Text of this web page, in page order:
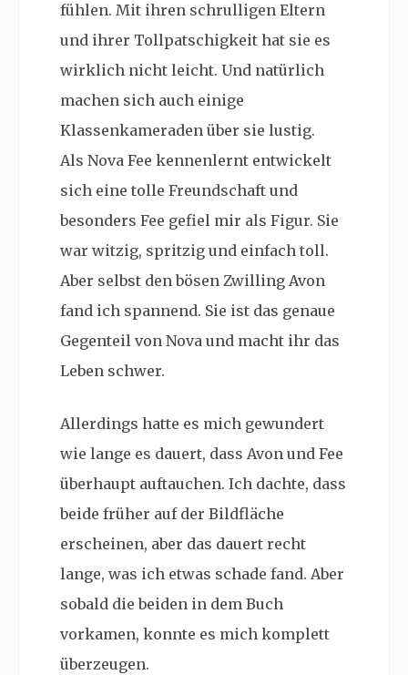
fühlen. Mit ihren schrulligen Eltern
und ihrer Tollpatschigkeit hat sie es
wirklich nicht leicht. Und natürlich
machen sich auch einige
Klassenkameraden über sie lustig.
Als Nova Fee kennenlernt entwickelt
sich eine tolle Freundschaft und
besonders Fee gefiel mir als Figur. Sie
war witzig, spritzig und einfach toll.
Aber selbst den bösen Zwilling Avon
fand ich spannend. Sie ist das genaue
Gegenteil von Nova und macht ihr das
Leben schwer.
Allerdings hatte es mich gewundert
wie lange es dauert, dass Avon und Fee
überhaupt auftauchen. Ich dachte, dass
beide früher auf der Bildfläche
erscheinen, aber das dauert recht
lange, was ich etwas schade fand. Aber
sobald die beiden in dem Buch
vorkamen, konnte es mich komplett
überzeugen.